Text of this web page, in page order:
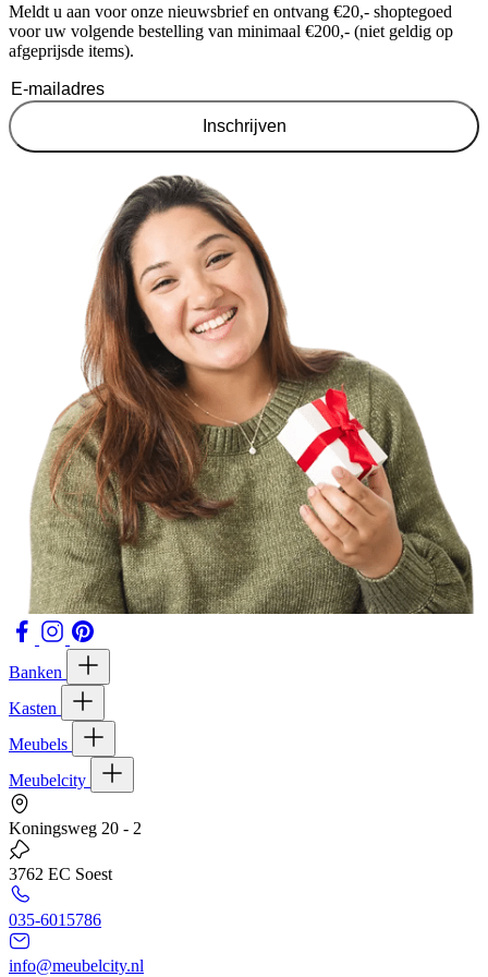
Meldt u aan voor onze nieuwsbrief en ontvang €20,- shoptegoed
voor uw volgende bestelling van minimaal €200,- (niet geldig op
afgeprijsde items).
Inschrijven
Banken
Kasten
Meubels
Meubelcity
Koningsweg 20 - 2
3762 EC Soest
035-6015786
info@meubelcity.nl